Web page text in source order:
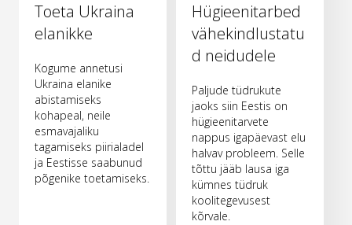
Toeta Ukraina
elanikke
Kogume annetusi
Ukraina elanike
abistamiseks
kohapeal, neile
esmavajaliku
tagamiseks piirialadel
ja Eestisse saabunud
põgenike toetamiseks.
Hügieenitarbed
vähekindlustatu
d neidudele
Paljude tüdrukute
jaoks siin Eestis on
hügieenitarvete
nappus igapäevast elu
halvav probleem. Selle
tõttu jääb lausa iga
kümnes tüdruk
koolitegevusest
kõrvale.